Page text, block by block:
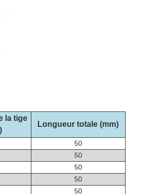
la tige
Longueur totale (mm)
50
50
50
50
50